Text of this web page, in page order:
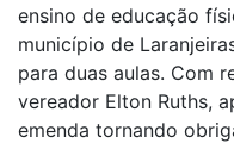
ensino de educação
município de
para duas aulas. Com
vereador Elton Ruths,
emenda tornando